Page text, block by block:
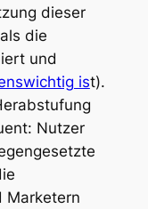
dieser
die
und
ist).
Nutzer
Marketern